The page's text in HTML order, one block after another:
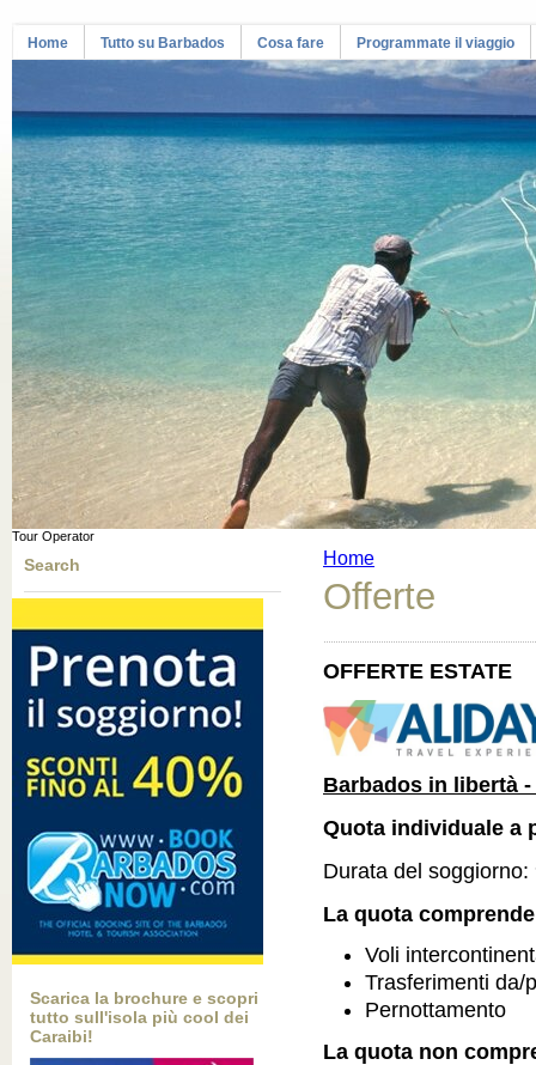
Home Tutto su Barbados Cosa fare Programmate il viaggio
Tour Operator
Search
Scarica la brochure e scopri
tutto sull'isola più cool dei
Caraibi!
Home
Offerte
OFFERTE ESTATE
Barbados in libertà -
Quota individuale a
Durata del
La quota comprende
Voli
Trasferimenti da/
Pernottamento
La quota non